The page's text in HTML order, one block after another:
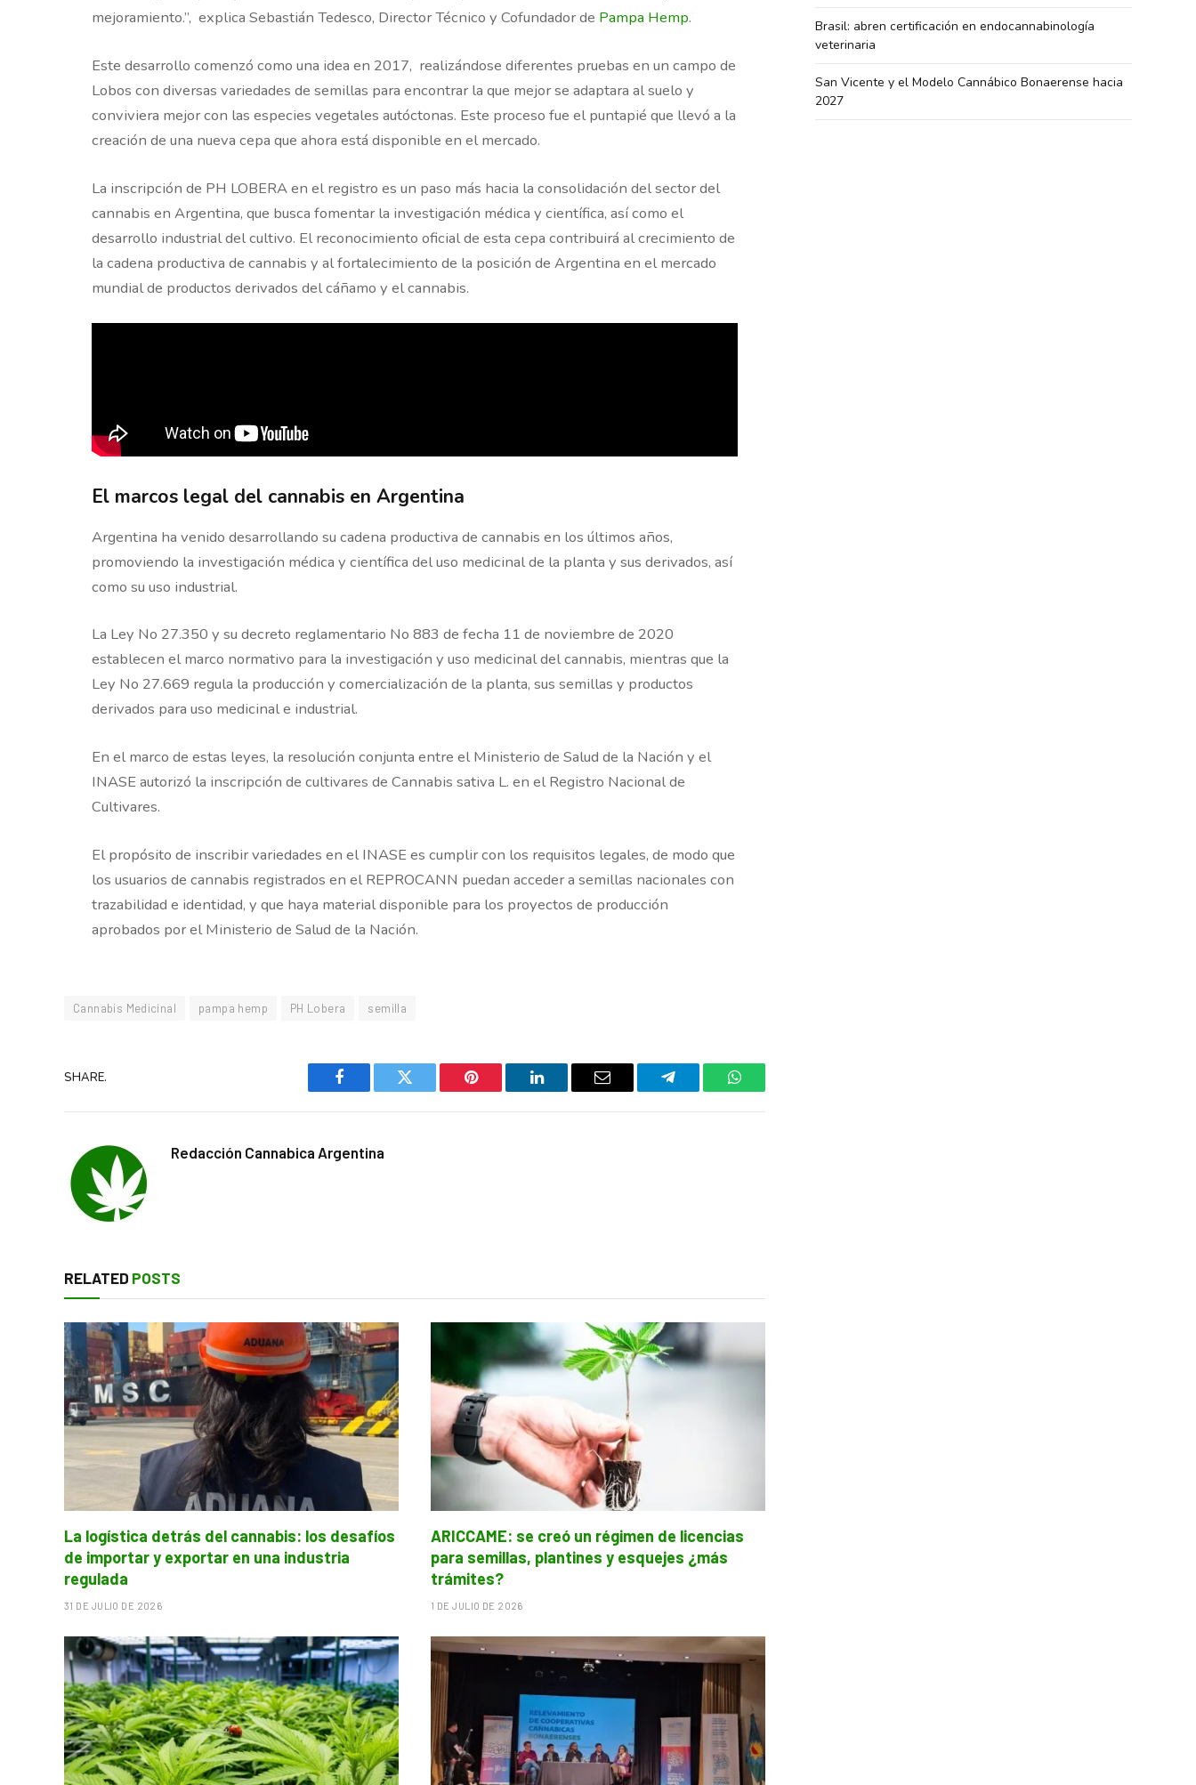
mejoramiento.”, explica Sebastián Tedesco, Director Técnico y Cofundador de Pampa Hemp.
Este desarrollo comenzó como una idea en 2017, realizándose diferentes pruebas en un campo de
Lobos con diversas variedades de semillas para encontrar la que mejor se adaptara al suelo y
conviviera mejor con las especies vegetales autóctonas. Este proceso fue el puntapié que llevó a la
creación de una nueva cepa que ahora está disponible en el mercado.
La inscripción de PH LOBERA en el registro es un paso más hacia la consolidación del sector del
cannabis en Argentina, que busca fomentar la investigación médica y científica, así como el
desarrollo industrial del cultivo. El reconocimiento oficial de esta cepa contribuirá al crecimiento de
la cadena productiva de cannabis y al fortalecimiento de la posición de Argentina en el mercado
mundial de productos derivados del cáñamo y el cannabis.
El marcos legal del cannabis en Argentina
Argentina ha venido desarrollando su cadena productiva de cannabis en los últimos años,
promoviendo la investigación médica y científica del uso medicinal de la planta y sus derivados, así
como su uso industrial.
La Ley No 27.350 y su decreto reglamentario No 883 de fecha 11 de noviembre de 2020
establecen el marco normativo para la investigación y uso medicinal del cannabis, mientras que la
Ley No 27.669 regula la producción y comercialización de la planta, sus semillas y productos
derivados para uso medicinal e industrial.
En el marco de estas leyes, la resolución conjunta entre el Ministerio de Salud de la Nación y el
INASE autorizó la inscripción de cultivares de Cannabis sativa L. en el Registro Nacional de
Cultivares.
El propósito de inscribir variedades en el INASE es cumplir con los requisitos legales, de modo que
los usuarios de cannabis registrados en el REPROCANN puedan acceder a semillas nacionales con
trazabilidad e identidad, y que haya material disponible para los proyectos de producción
aprobados por el Ministerio de Salud de la Nación.
Cannabis Medicinal pampa hemp PH Lobera semilla
SHARE.
Facebook Twitter Pinterest LinkedIn Email Telegram WhatsApp
Redacción Cannabica Argentina
RELATED POSTS
La logística detrás del cannabis: los desafíos
de importar y exportar en una industria
regulada
31 DE JULIO DE 2026
ARICCAME: se creó un régimen de licencias
para semillas, plantines y esquejes ¿más
trámites?
1 DE JULIO DE 2026
Brasil: abren certificación en endocannabinología
veterinaria
San Vicente y el Modelo Cannábico Bonaerense hacia
2027